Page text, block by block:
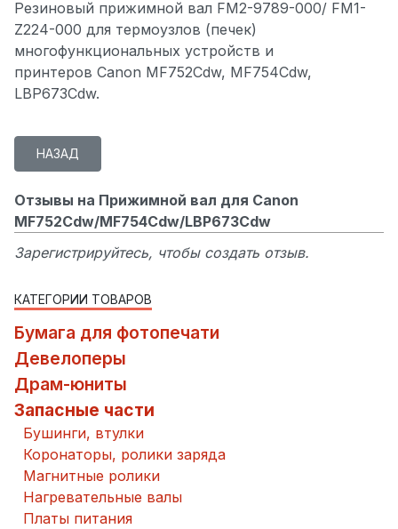
Резиновый прижимной вал FM2-9789-000/ FM1-
Z224-000 для термоузлов (печек)
многофункциональных устройств и
принтеров Canon MF752Cdw, MF754Cdw,
LBP673Cdw.
Отзывы на Прижимной вал для Canon
MF752Cdw/MF754Cdw/LBP673Cdw
Зарегистрируйтесь, чтобы создать отзыв.
КАТЕГОРИИ ТОВАРОВ
Бумага для фотопечати
Девелоперы
Драм-юниты
Запасные части
Бушинги, втулки
Коронаторы, ролики заряда
Магнитные ролики
Нагревательные валы
Платы питания